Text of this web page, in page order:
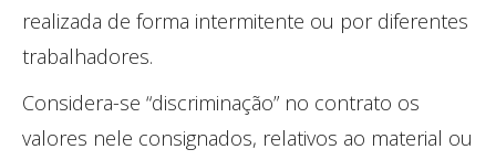
realizada de forma intermitente ou por diferentes
trabalhadores.
Considera-se “discriminação” no contrato os
valores nele consignados, relativos ao material ou